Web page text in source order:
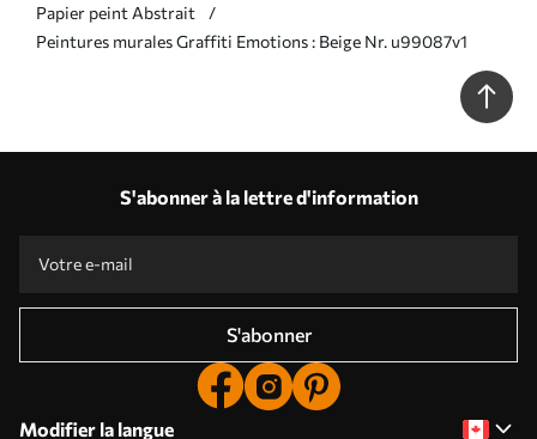
Papier peint Abstrait
Peintures murales Graffiti Emotions : Beige Nr. u99087v1
S'abonner à la lettre d'information
S'abonner
Modifier la langue